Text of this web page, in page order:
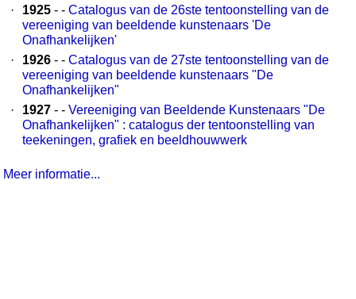
·
1925 - - Catalogus van de 26ste tentoonstelling van de
vereeniging van beeldende kunstenaars 'De
Onafhankelijken'
·
1926 - - Catalogus van de 27ste tentoonstelling van de
vereeniging van beeldende kunstenaars "De
Onafhankelijken"
·
1927 - - Vereeniging van Beeldende Kunstenaars "De
Onafhankelijken" : catalogus der tentoonstelling van
teekeningen, grafiek en beeldhouwwerk
Meer informatie...